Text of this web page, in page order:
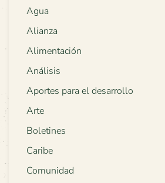
Agua
Alianza
Alimentación
Análisis
Aportes para el desarrollo
Arte
Boletines
Caribe
Comunidad